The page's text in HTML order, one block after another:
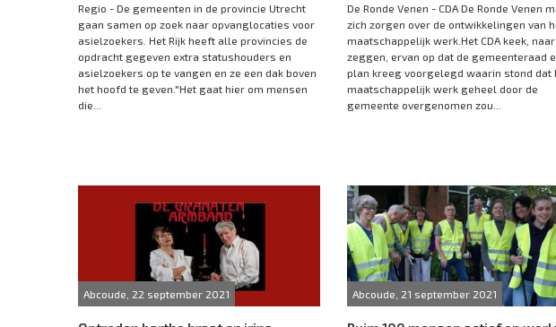
Regio - De gemeenten in de provincie Utrecht
gaan samen op zoek naar opvanglocaties voor
asielzoekers. Het Rijk heeft alle provincies de
opdracht gegeven extra statushouders en
asielzoekers op te vangen en ze een dak boven
het hoofd te geven."Het gaat hier om mensen
die...
De Ronde Venen - CDA De Ronde Venen
zich zorgen over de ontwikkelingen van
maatschappelijk werk.Het CDA keek,
zeggen, ervan op dat de gemeenteraad
plan kreeg voorgelegd waarin stond dat
maatschappelijk werk geheel door de
gemeente overgenomen zou...
Abcoude, 22 september 2021 Abcoude, 21 september 2021